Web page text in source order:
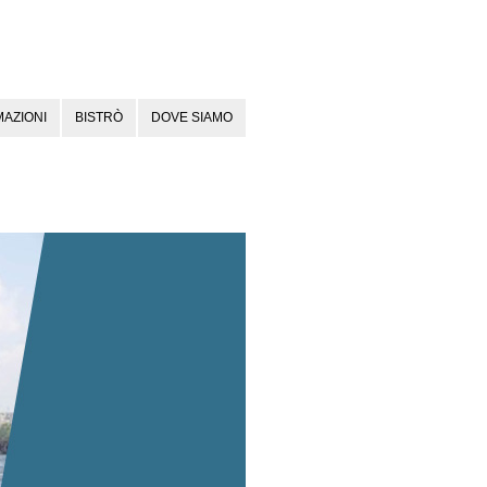
BISTRÒ DOVE SIAMO